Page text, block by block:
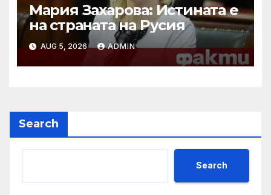
Мария Захарова: Истината е
на страната на Русия
AUG 5, 2026 ADMIN
Search
Search